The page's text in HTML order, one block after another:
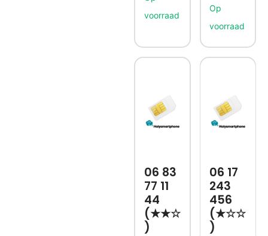
06 83
77 11
44
(★★☆
)
06 17
243
456
(★☆☆
)